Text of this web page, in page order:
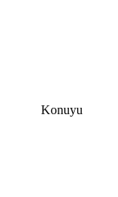
Konuyu